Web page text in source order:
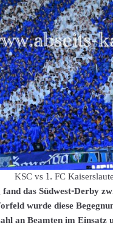
KSC vs 1. FC
das Südwest-Derby
wurde diese
an Beamten im Einsatz